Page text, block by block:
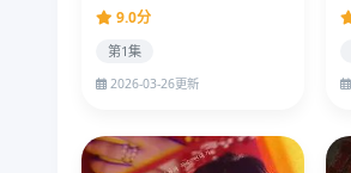
9.0分
第1集
2026-03-26更新